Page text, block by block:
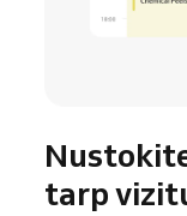
tarp